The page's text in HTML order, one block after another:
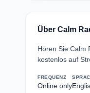
Über Calm
Hören Sie Calm
kostenlos auf
FREQUENZ
Online only